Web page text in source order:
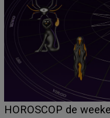
Emanuel a ținut